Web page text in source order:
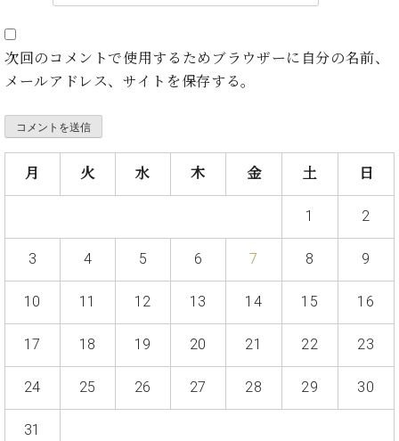
ト
ピ
ノ
C.
イ
ア
カ
ミ
室
ノ
の
ン
シ
ジ
ア
セ
次回のコメントで使用するためブラウザーに自分の名前、
メールアドレス、サイトを保存する。
月 火 水 木 金 土 日
1 2
3 4 5 6 7 8 9
10 11 12 13 14 15 16
17 18 19 20 21 22 23
24 25 26 27 28 29 30
31